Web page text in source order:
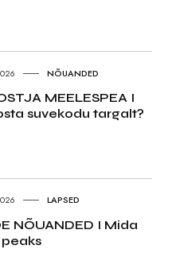
NÕUANDED
MEELESPEA I
suvekodu targalt?
LAPSED
NÕUANDED I Mida